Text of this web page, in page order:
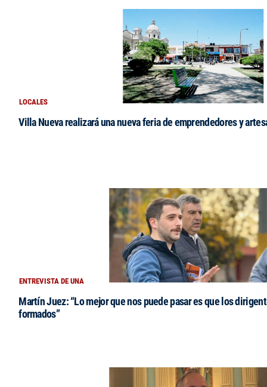
LOCALES
Villa Nueva realizará una nueva feria de emprendedores y
ENTREVISTA DE UNA
Martín Juez: “Lo mejor que nos puede pasar es que los
formados”